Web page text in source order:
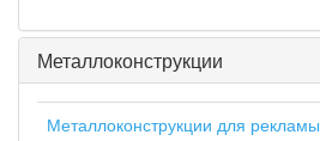
Металлоконструкции
Металлоконструкции для рекламы